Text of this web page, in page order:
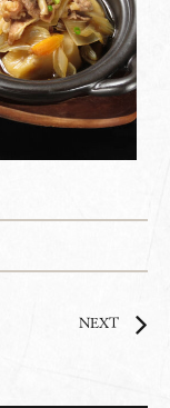
NEXT